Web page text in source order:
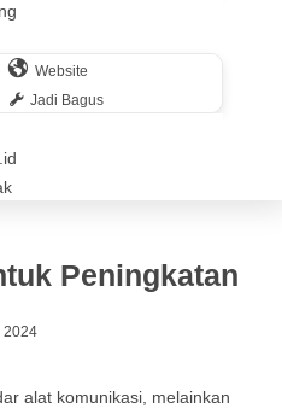
Website
Jadi Bagus
Peningkatan
2024
alat komunikasi, melainkan